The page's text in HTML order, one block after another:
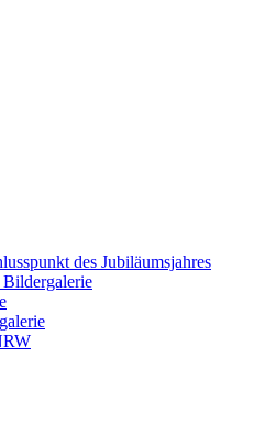
des Jubiläumsjahres
Bildergalerie